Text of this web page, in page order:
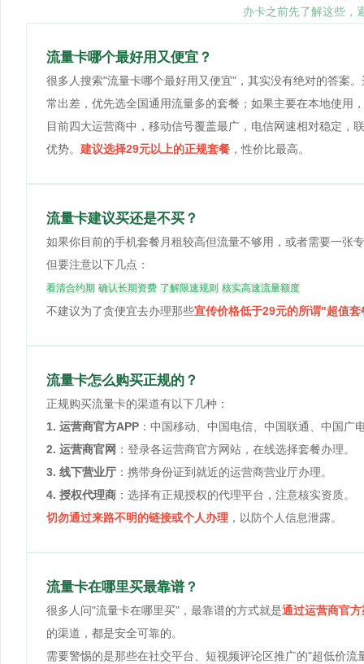
办卡之前先了解这些，
流量卡哪个最好用又便宜？
很多人搜索"流量卡哪个最好用又便宜"，其实没有绝对的答案
常出差，优先选全国通用流量多的套餐；如果主要在本地使用
目前四大运营商中，移动信号覆盖最广，电信网速相对稳定，
优势。 建议选择29元以上的正规套餐 ，性价比最高。
流量卡建议买还是不买？
如果你目前的手机套餐月租较高但流量不够用，或者需要一张
但要注意以下几点：
看清合约期 确认长期资费 了解限速规则 核实高速流量额度
不建议为了贪便宜去办理那些宣传价格低于29元的所谓"超值
流量卡怎么购买正规的？
正规购买流量卡的渠道有以下几种：
1. 运营商官方APP ：中国移动、中国电信、中国联通、中国广
2. 运营商官网 ：登录各运营商官方网站，在线选择套餐办理。
3. 线下营业厅 ：携带身份证到就近的运营商营业厅办理。
4. 授权代理商 ：选择有正规授权的代理平台，注意核实资质。
切勿通过来路不明的链接或个人办理 ，以防个人信息泄露。
流量卡在哪里买最靠谱？
很多人问"流量卡在哪里买"，最靠谱的方式就是通过运营商官方
的渠道，都是安全可靠的。
需要警惕的是那些在社交平台、短视频评论区推广的"超低价